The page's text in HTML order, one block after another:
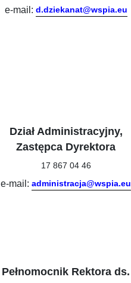
e-mail: d.dziekanat@wspia.eu
Dział Administracyjny,
Zastępca Dyrektora
17 867 04 46
e-mail: administracja@wspia.eu
Pełnomocnik Rektora ds.